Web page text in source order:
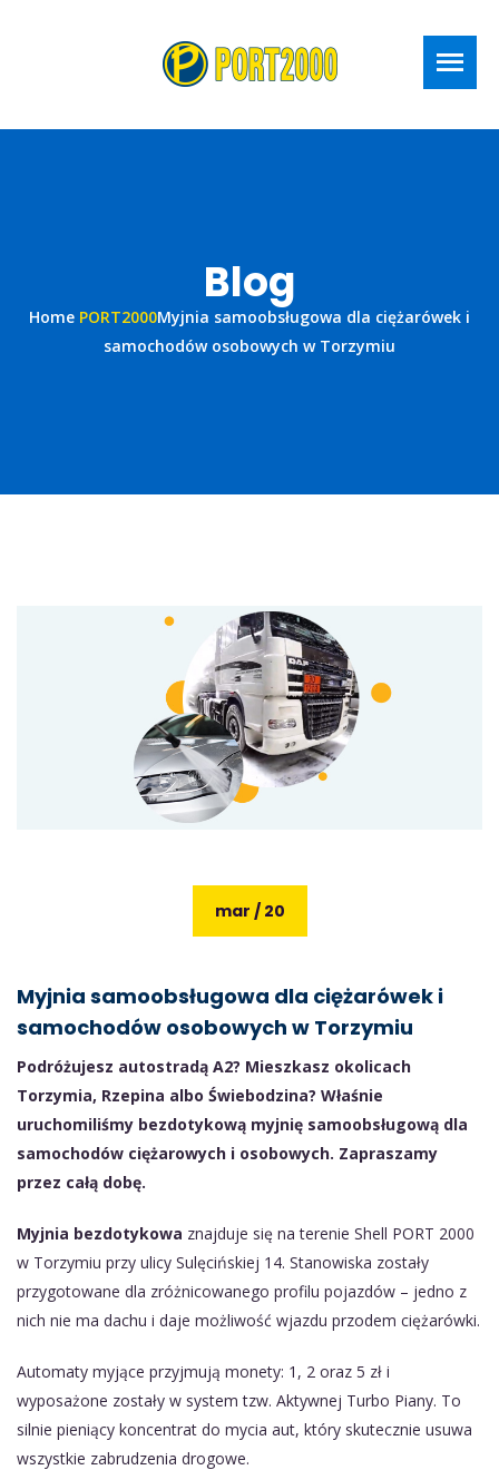
Blog
Home PORT2000Myjnia samoobsługowa dla ciężarówek i
samochodów osobowych w Torzymiu
mar / 20
Myjnia samoobsługowa dla ciężarówek i
samochodów osobowych w Torzymiu
Podróżujesz autostradą A2? Mieszkasz okolicach
Torzymia, Rzepina albo Świebodzina? Właśnie
uruchomiliśmy bezdotykową myjnię samoobsługową dla
samochodów ciężarowych i osobowych. Zapraszamy
przez całą dobę.
Myjnia bezdotykowa znajduje się na terenie Shell PORT 2000
w Torzymiu przy ulicy Sulęcińskiej 14. Stanowiska zostały
przygotowane dla zróżnicowanego profilu pojazdów – jedno z
nich nie ma dachu i daje możliwość wjazdu przodem ciężarówki.
Automaty myjące przyjmują monety: 1, 2 oraz 5 zł i
wyposażone zostały w system tzw. Aktywnej Turbo Piany. To
silnie pieniący koncentrat do mycia aut, który skutecznie usuwa
wszystkie zabrudzenia drogowe.